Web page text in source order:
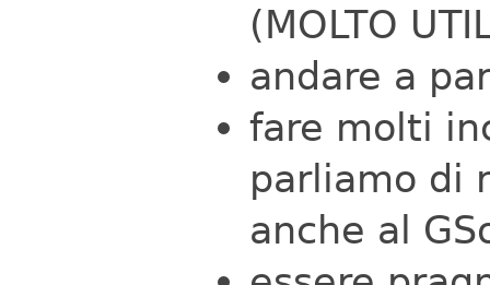
(MOLTO
andare a
fare molti
parliamo di
anche al